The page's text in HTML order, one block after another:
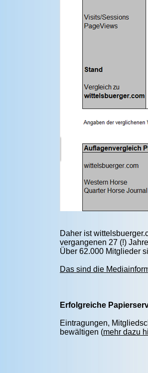
Daher ist
vergangenen 27 (!)
Über 62.000 Mitglieder
Das sind die
Erfolgreiche
Eintragungen,
bewältigen (mehr dazu